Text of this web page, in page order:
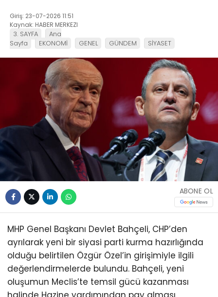
Giriş: 23-07-2026 11:51
Kaynak: HABER MERKEZI
3. SAYFA
Ana
Sayfa
EKONOMİ GENEL GÜNDEM SİYASET
ABONE OL
MHP Genel Başkanı Devlet Bahçeli, CHP’den
ayrılarak yeni bir siyasi parti kurma hazırlığında
olduğu belirtilen Özgür Özel’in girişimiyle ilgili
değerlendirmelerde bulundu. Bahçeli, yeni
oluşumun Meclis’te temsil gücü kazanması